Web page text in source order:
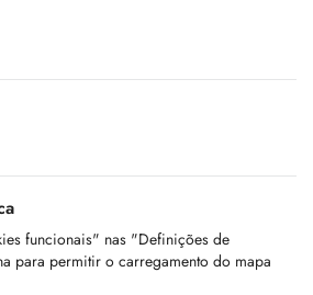
funcionais" nas "Definições de
para permitir o carregamento do mapa